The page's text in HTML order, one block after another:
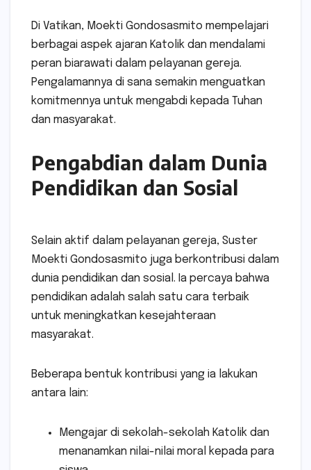
Di Vatikan, Moekti Gondosasmito mempelajari
berbagai aspek ajaran Katolik dan mendalami
peran biarawati dalam pelayanan gereja.
Pengalamannya di sana semakin menguatkan
komitmennya untuk mengabdi kepada Tuhan
dan masyarakat.
Pengabdian dalam Dunia
Pendidikan dan Sosial
Selain aktif dalam pelayanan gereja, Suster
Moekti Gondosasmito juga berkontribusi dalam
dunia pendidikan dan sosial. Ia percaya bahwa
pendidikan adalah salah satu cara terbaik
untuk meningkatkan kesejahteraan
masyarakat.
Beberapa bentuk kontribusi yang ia lakukan
antara lain:
Mengajar di sekolah-sekolah Katolik dan
menanamkan nilai-nilai moral kepada para